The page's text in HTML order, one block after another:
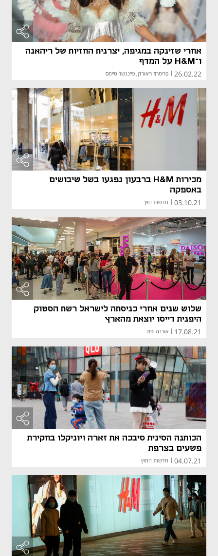
אחרי שזינקה במגיפה, יצרנית החזיות של ריהאנה
ו־H&M על המדף
26.02.22
| פרימרוז ריאורדן, פייננשל טיימס
מכירות H&M ברבעון נפגעו בשל שיבושים
באספקה
03.10.21 חדשות חוץ
שלוש שנים אחרי כניסתה לישראל רשת הסטוק
היפנית דייסו יוצאת מהארץ
17.08.21 אורנה יפת
הכותנה הסינית סיבכה את זארה ויוניקלו בחקירת
פשעים בצרפת
04.07.21 חדשות החוץ